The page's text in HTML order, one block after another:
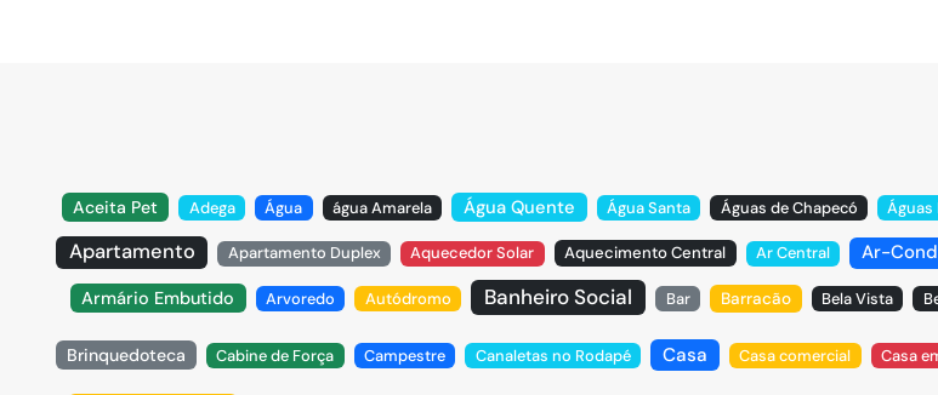
Aceita Pet Adega Água água Amarela Água Quente Água Santa Águas de Chapecó Águas
Apartamento Apartamento Duplex Aquecedor Solar Aquecimento Central Ar Central Ar-
Armário Embutido Arvoredo Autódromo Banheiro Social Bar Barracão Bela Vista
Brinquedoteca Cabine de Força Campestre Canaletas no Rodapé Casa Casa comercial Casa